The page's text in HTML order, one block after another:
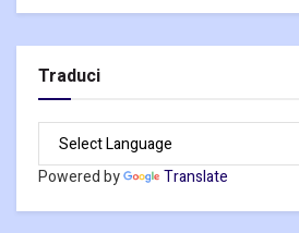
Traduci
Powered by Translate